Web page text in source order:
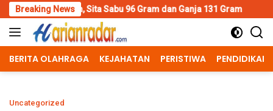
Skip
to
content
Breaking News
Sabu 96 Gram dan Ganja 131 Gram Wujud Polisi
BERITA OLAHRAGA KEJAHATAN PERISTIWA PENDIDIKAN
Uncategorized